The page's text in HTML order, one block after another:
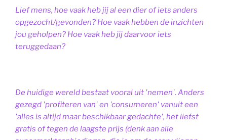
Lief mens, hoe vaak heb jij al een dier of iets anders
opgezocht/gevonden? Hoe vaak hebben de inzichten
jou geholpen? Hoe vaak heb jij daarvoor iets
teruggedaan?
De huidige wereld bestaat vooral uit 'nemen'. Anders
gezegd 'profiteren van' en 'consumeren' vanuit een
'alles is altijd maar beschikbaar gedachte', het liefst
gratis of tegen de laagste prijs (denk aan alle